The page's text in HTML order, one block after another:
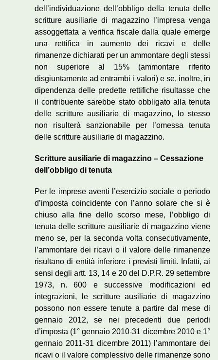
dell’individuazione dell’obbligo della tenuta delle
scritture ausiliarie di magazzino l’impresa venga
assoggettata a verifica fiscale dalla quale emerge
una rettifica in aumento dei ricavi e delle
rimanenze dichiarati per un ammontare degli stessi
non superiore al 15% (ammontare riferito
disgiuntamente ad entrambi i valori) e se, inoltre, in
dipendenza delle predette rettifiche risultasse che
il contribuente sarebbe stato obbligato alla tenuta
delle scritture ausiliarie di magazzino, lo stesso
non risulterà sanzionabile per l’omessa tenuta
delle scritture ausiliarie di magazzino.
Scritture ausiliarie di magazzino – Cessazione
dell’obbligo di tenuta
Per le imprese aventi l’esercizio sociale o periodo
d’imposta coincidente con l’anno solare che si è
chiuso alla fine dello scorso mese, l’obbligo di
tenuta delle scritture ausiliarie di magazzino viene
meno se, per la seconda volta consecutivamente,
l’ammontare dei ricavi o il valore delle rimanenze
risultano di entità inferiore i previsti limiti. Infatti, ai
sensi degli artt. 13, 14 e 20 del D.P.R. 29 settembre
1973, n. 600 e successive modificazioni ed
integrazioni, le scritture ausiliarie di magazzino
possono non essere tenute a partire dal mese di
gennaio 2012, se nei precedenti due periodi
d’imposta (1° gennaio 2010-31 dicembre 2010 e 1°
gennaio 2011-31 dicembre 2011) l’ammontare dei
ricavi o il valore complessivo delle rimanenze sono